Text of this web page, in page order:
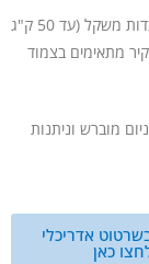
הינן מסילות מקצועיות לתליית תמונות כבדות משקל (עד 50 ק"ג
מתאימים בצמוד
או אלומיניום מוברש וניתנות
אדריכלי
כאן